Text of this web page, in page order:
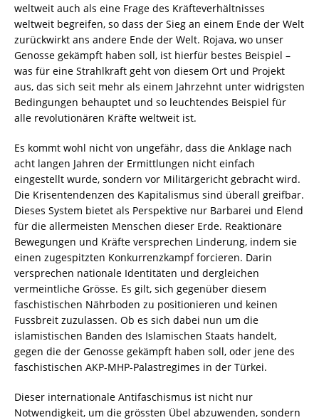
weltweit auch als eine Frage des Kräfteverhältnisses
weltweit begreifen, so dass der Sieg an einem Ende der Welt
zurückwirkt ans andere Ende der Welt. Rojava, wo unser
Genosse gekämpft haben soll, ist hierfür bestes Beispiel –
was für eine Strahlkraft geht von diesem Ort und Projekt
aus, das sich seit mehr als einem Jahrzehnt unter widrigsten
Bedingungen behauptet und so leuchtendes Beispiel für
alle revolutionären Kräfte weltweit ist.
Es kommt wohl nicht von ungefähr, dass die Anklage nach
acht langen Jahren der Ermittlungen nicht einfach
eingestellt wurde, sondern vor Militärgericht gebracht wird.
Die Krisentendenzen des Kapitalismus sind überall greifbar.
Dieses System bietet als Perspektive nur Barbarei und Elend
für die allermeisten Menschen dieser Erde. Reaktionäre
Bewegungen und Kräfte versprechen Linderung, indem sie
einen zugespitzten Konkurrenzkampf forcieren. Darin
versprechen nationale Identitäten und dergleichen
vermeintliche Grösse. Es gilt, sich gegenüber diesem
faschistischen Nährboden zu positionieren und keinen
Fussbreit zuzulassen. Ob es sich dabei nun um die
islamistischen Banden des Islamischen Staats handelt,
gegen die der Genosse gekämpft haben soll, oder jene des
faschistischen AKP-MHP-Palastregimes in der Türkei.
Dieser internationale Antifaschismus ist nicht nur
Notwendigkeit, um die grössten Übel abzuwenden, sondern